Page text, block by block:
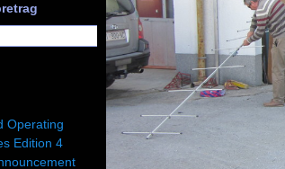
Operating
Edition 4